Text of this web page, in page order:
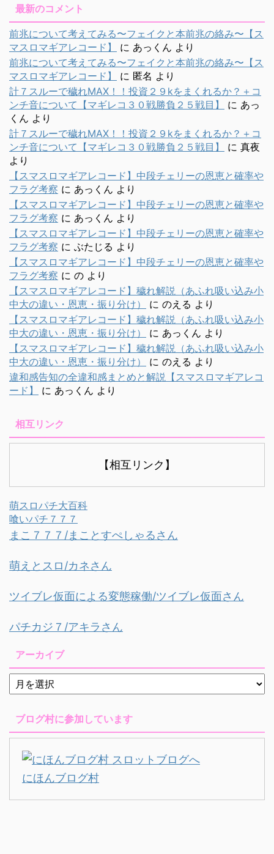
最新のコメント
前兆について考えてみる〜フェイクと本前兆の絡み〜【ス
マスロマギアレコード】
に あっくん より
前兆について考えてみる〜フェイクと本前兆の絡み〜【ス
マスロマギアレコード】
に 匿名 より
計７スルーで穢れMAX！！投資２９kをまくれるか？＋コ
ンチ音について【マギレコ３０戦勝負２５戦目】
に あっ
くん より
計７スルーで穢れMAX！！投資２９kをまくれるか？＋コ
ンチ音について【マギレコ３０戦勝負２５戦目】
に 真夜
より
【スマスロマギアレコード】中段チェリーの恩恵と確率や
フラグ考察 に あっくん より
【スマスロマギアレコード】中段チェリーの恩恵と確率や
フラグ考察 に あっくん より
【スマスロマギアレコード】中段チェリーの恩恵と確率や
フラグ考察 に ぶたじる より
【スマスロマギアレコード】中段チェリーの恩恵と確率や
フラグ考察 に の より
【スマスロマギアレコード】穢れ解説（あふれ吸い込み小
中大の違い・恩恵・振り分け）
に のえる より
【スマスロマギアレコード】穢れ解説（あふれ吸い込み小
中大の違い・恩恵・振り分け）
に あっくん より
【スマスロマギアレコード】穢れ解説（あふれ吸い込み小
中大の違い・恩恵・振り分け）
に のえる より
違和感告知の全違和感まとめと解説【スマスロマギアレコ
ード】
に あっくん より
相互リンク
【相互リンク】
萌スロパチ大百科
喰いパチ７７７
まこ７７７/まことすぺしゃるさん
萌えとスロ/カネさん
ツイブレ仮面による変態稼働/ツイブレ仮面さん
パチカジ７/アキラさん
アーカイブ
ブログ村に参加しています
にほんブログ村